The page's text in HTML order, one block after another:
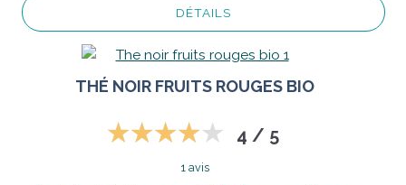
DÉTAILS
THÉ NOIR FRUITS ROUGES BIO
4 / 5
1 avis